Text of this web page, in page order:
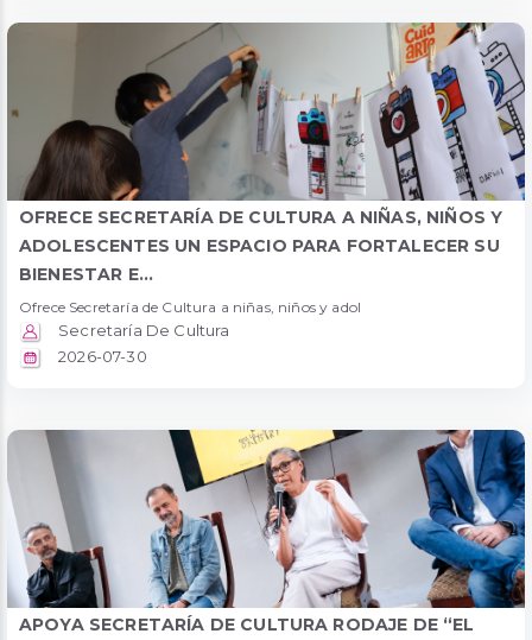
OFRECE SECRETARÍA DE CULTURA A NIÑAS, NIÑOS Y
ADOLESCENTES UN ESPACIO PARA FORTALECER SU
BIENESTAR E...
Ofrece Secretaría de Cultura a niñas, niños y adol
Secretaría De Cultura
2026-07-30
APOYA SECRETARÍA DE CULTURA RODAJE DE “EL